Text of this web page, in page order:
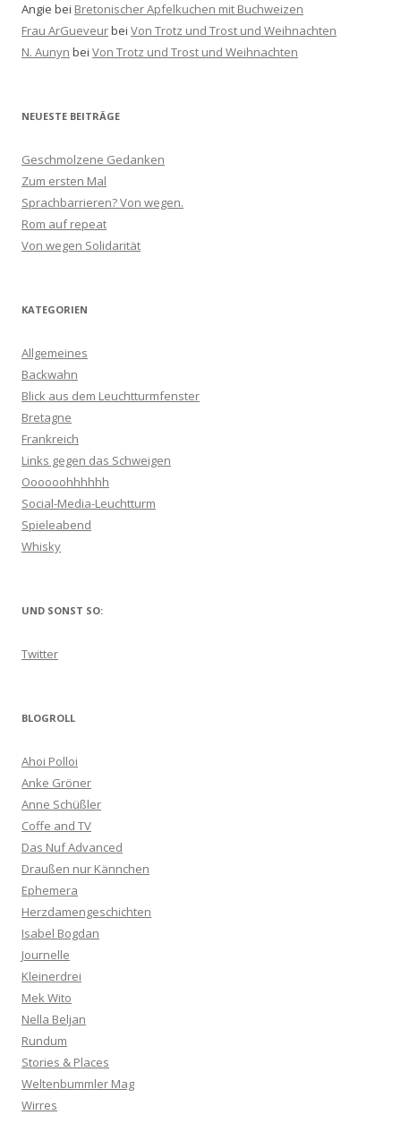
Angie bei Bretonischer Apfelkuchen mit Buchweizen
Frau ArGueveurbei Von Trotz und Trost und Weihnachten
N. Aunyn bei Von Trotz und Trost und Weihnachten
NEUESTE BEITRÄGE
Geschmolzene Gedanken
Zum ersten Mal
Sprachbarrieren? Von wegen.
Rom auf repeat
Von wegen Solidarität
KATEGORIEN
Allgemeines
Backwahn
Blick aus dem Leuchtturmfenster
Bretagne
Frankreich
Links gegen das Schweigen
Oooooohhhhhh
Social-Media-Leuchtturm
Spieleabend
Whisky
UND SONST SO:
Twitter
BLOGROLL
Ahoi Polloi
Anke Gröner
Anne Schüßler
Coffe and TV
Das Nuf Advanced
Draußen nur Kännchen
Ephemera
Herzdamengeschichten
Isabel Bogdan
Journelle
Kleinerdrei
Mek Wito
Nella Beljan
Rundum
Stories & Places
Weltenbummler Mag
Wirres